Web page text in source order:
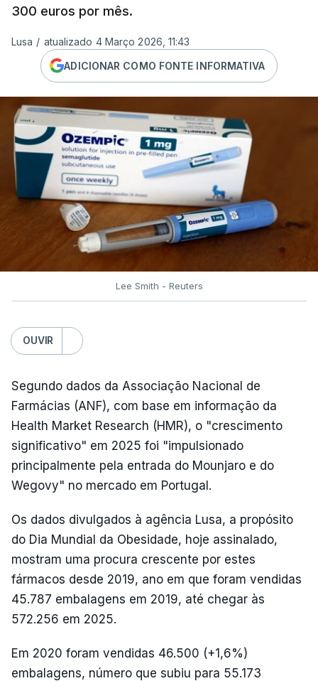
300 euros por mês.
Lusa / atualizado 4 Março 2026, 11:43
ADICIONAR COMO FONTE INFORMATIVA
Lee Smith - Reuters
OUVIR
Segundo dados da Associação Nacional de
Farmácias (ANF), com base em informação da
Health Market Research (HMR), o "crescimento
significativo" em 2025 foi "impulsionado
principalmente pela entrada do Mounjaro e do
Wegovy" no mercado em Portugal.
Os dados divulgados à agência Lusa, a propósito
do Dia Mundial da Obesidade, hoje assinalado,
mostram uma procura crescente por estes
fármacos desde 2019, ano em que foram vendidas
45.787 embalagens em 2019, até chegar às
572.256 em 2025.
Em 2020 foram vendidas 46.500 (+1,6%)
embalagens, número que subiu para 55.173